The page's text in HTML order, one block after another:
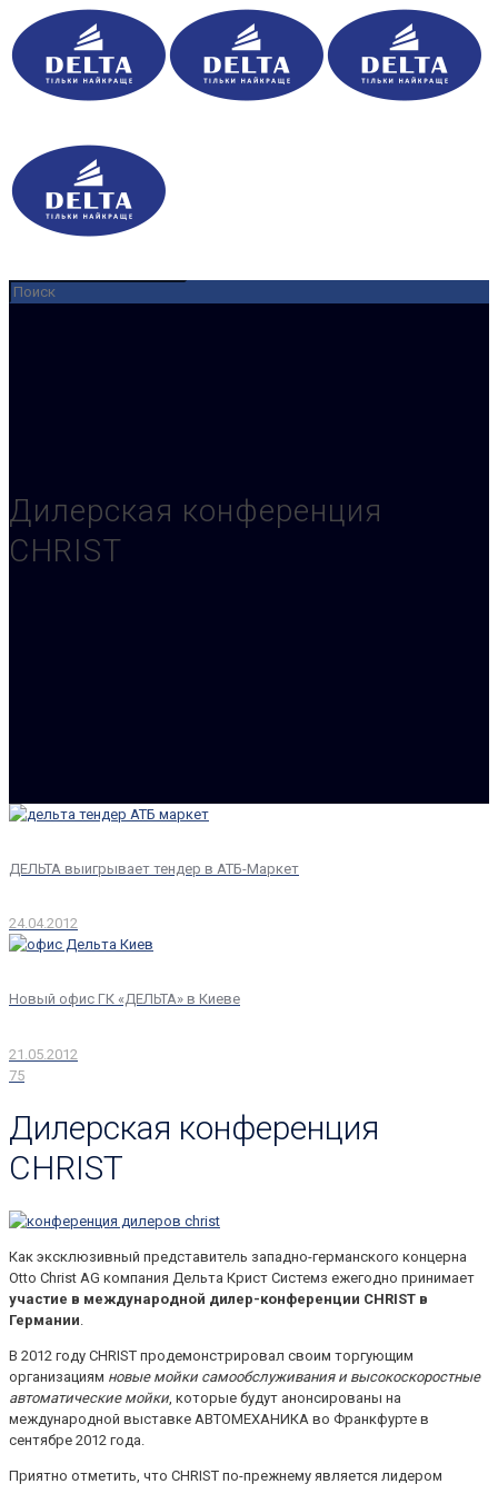
Дилерская конференция
CHRIST
ДЕЛЬТА выигрывает тендер в АТБ-Маркет
24.04.2012
Новый офис ГК «ДЕЛЬТА» в Киеве
21.05.2012
75
Дилерская конференция
CHRIST
Как эксклюзивный представитель западно-германского концерна
Otto Christ AG компания Дельта Крист Системз ежегодно принимает
участие в международной дилер-конференции CHRIST в
Германии
В 2012 году CHRIST продемонстрировал своим торгующим
организациям новые мойки самообслуживания и высокоскоростные
автоматические мойки , которые будут анонсированы на
международной выставке АВТОМЕХАНИКА во Франкфурте в
сентябре 2012 года.
Приятно отметить, что CHRIST по-прежнему является лидером